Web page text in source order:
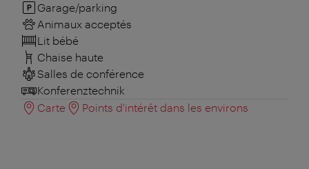
Garage/parking
Animaux acceptés
Lit bébé
Chaise haute
Salles de conférence
Konferenztechnik
Carte
Points d'intérêt dans les environs